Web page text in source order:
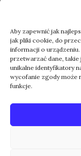
Aby zapewnić jak
jak pliki cookie, do
informacji o
przetwarzać dane,
unikalne identyfikatory
wycofanie zgody może
funkcje.
Kontakt